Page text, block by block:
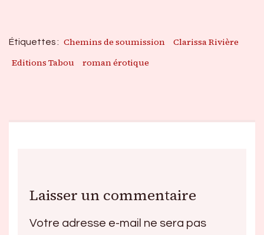
Étiquettes : Chemins de soumission
Clarissa Rivière
Editions Tabou
roman érotique
Laisser un commentaire
Votre adresse e-mail ne sera pas